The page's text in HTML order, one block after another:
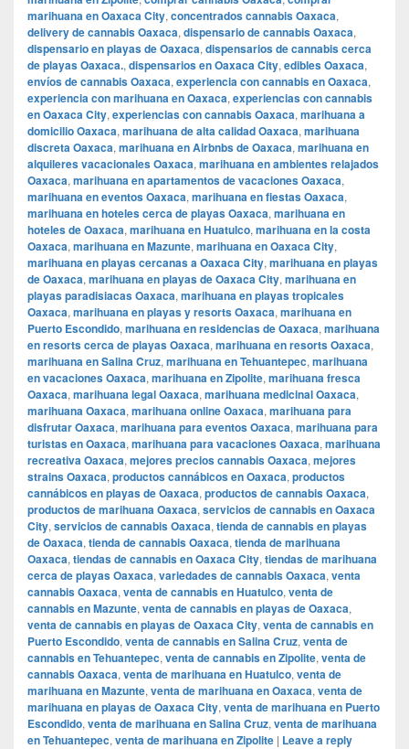
marihuana en Oaxaca City, concentrados cannabis Oaxaca,
delivery de cannabis Oaxaca, dispensario de cannabis Oaxaca,
dispensario en playas de Oaxaca, dispensarios de cannabis cerca
de playas Oaxaca., dispensarios en Oaxaca City, edibles Oaxaca,
envíos de cannabis Oaxaca, experiencia con cannabis en Oaxaca,
experiencia con marihuana en Oaxaca, experiencias con cannabis
en Oaxaca City, experiencias con cannabis Oaxaca, marihuana a
domicilio Oaxaca, marihuana de alta calidad Oaxaca, marihuana
discreta Oaxaca, marihuana en Airbnbs de Oaxaca, marihuana en
alquileres vacacionales Oaxaca, marihuana en ambientes relajados
Oaxaca, marihuana en apartamentos de vacaciones Oaxaca,
marihuana en eventos Oaxaca, marihuana en fiestas Oaxaca,
marihuana en hoteles cerca de playas Oaxaca, marihuana en
hoteles de Oaxaca, marihuana en Huatulco, marihuana en la costa
Oaxaca, marihuana en Mazunte, marihuana en Oaxaca City,
marihuana en playas cercanas a Oaxaca City, marihuana en playas
de Oaxaca, marihuana en playas de Oaxaca City, marihuana en
playas paradisiacas Oaxaca, marihuana en playas tropicales
Oaxaca, marihuana en playas y resorts Oaxaca, marihuana en
Puerto Escondido, marihuana en residencias de Oaxaca, marihuana
en resorts cerca de playas Oaxaca, marihuana en resorts Oaxaca,
marihuana en Salina Cruz, marihuana en Tehuantepec, marihuana
en vacaciones Oaxaca, marihuana en Zipolite, marihuana fresca
Oaxaca, marihuana legal Oaxaca, marihuana medicinal Oaxaca,
marihuana Oaxaca, marihuana online Oaxaca, marihuana para
disfrutar Oaxaca, marihuana para eventos Oaxaca, marihuana para
turistas en Oaxaca, marihuana para vacaciones Oaxaca, marihuana
recreativa Oaxaca, mejores precios cannabis Oaxaca, mejores
strains Oaxaca, productos cannábicos en Oaxaca, productos
cannábicos en playas de Oaxaca, productos de cannabis Oaxaca,
productos de marihuana Oaxaca, servicios de cannabis en Oaxaca
City, servicios de cannabis Oaxaca, tienda de cannabis en playas
de Oaxaca, tienda de cannabis Oaxaca, tienda de marihuana
Oaxaca, tiendas de cannabis en Oaxaca City, tiendas de marihuana
cerca de playas Oaxaca, variedades de cannabis Oaxaca, venta
cannabis Oaxaca, venta de cannabis en Huatulco, venta de
cannabis en Mazunte, venta de cannabis en playas de Oaxaca,
venta de cannabis en playas de Oaxaca City, venta de cannabis en
Puerto Escondido, venta de cannabis en Salina Cruz, venta de
cannabis en Tehuantepec, venta de cannabis en Zipolite, venta de
cannabis Oaxaca, venta de marihuana en Huatulco, venta de
marihuana en Mazunte, venta de marihuana en Oaxaca, venta de
marihuana en playas de Oaxaca City, venta de marihuana en Puerto
Escondido, venta de marihuana en Salina Cruz, venta de marihuana
en Tehuantepec, venta de marihuana en Zipolite | Leave a reply